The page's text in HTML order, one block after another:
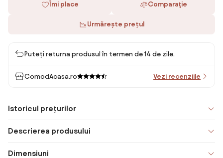
Îmi place Comparaţie
Urmărește prețul
Puteți returna produsul în termen de 14 de zile.
ComodAcasa.ro Vezi recenziile
Istoricul prețurilor
Descrierea produsului
Dimensiuni